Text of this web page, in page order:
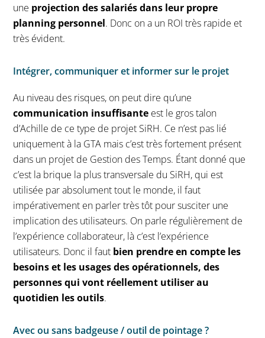
une projection des salariés dans leur propre
planning personnel. Donc on a un ROI très rapide et
très évident.
Intégrer, communiquer et informer sur le projet
Au niveau des risques, on peut dire qu’une
communication insuffisante est le gros talon
d’Achille de ce type de projet SiRH. Ce n’est pas lié
uniquement à la GTA mais c’est très fortement présent
dans un projet de Gestion des Temps. Étant donné que
c’est la brique la plus transversale du SiRH, qui est
utilisée par absolument tout le monde, il faut
impérativement en parler très tôt pour susciter une
implication des utilisateurs. On parle régulièrement de
l’expérience collaborateur, là c’est l’expérience
utilisateurs. Donc il faut bien prendre en compte les
besoins et les usages des opérationnels, des
personnes qui vont réellement utiliser au
quotidien les outils.
Avec ou sans badgeuse / outil de pointage ?